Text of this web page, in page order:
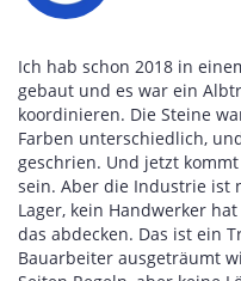
Ich hab schon 2018 in
gebaut und es war ein
koordinieren. Die Steine
Farben unterschiedlich,
geschrien. Und jetzt
sein. Aber die Industrie ist
Lager, kein Handwerker
das abdecken. Das ist ein
Bauarbeiter ausgeträumt